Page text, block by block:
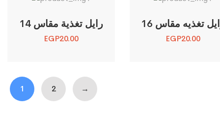
رايل تغذية مقاس 14
EGP20.00
تغذيه مقاس 16
EGP20.00
1 2 →